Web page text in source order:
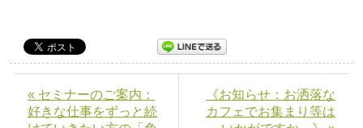
« セミナーのご案内：
好きな仕事をずっと続
《お知らせ：お洒落な
カフェでお集まり等は